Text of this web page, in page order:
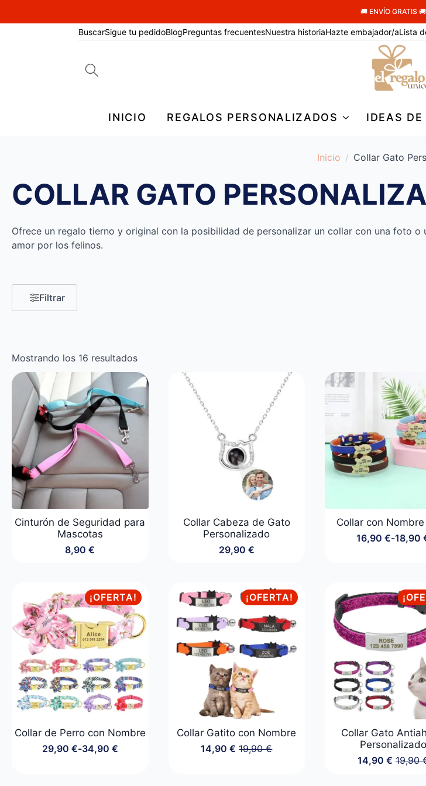
🚚 ENVÍO GRATIS 🚚
BuscarSigue tu pedidoBlogPreguntas frecuentesNuestra historiaHazte embajador/aLista
INICIO REGALOS PERSONALIZADOS IDEAS DE
Inicio Collar Gato
COLLAR GATO
Ofrece un regalo tierno y original con la posibilidad de personalizar un collar con una foto o
amor por los felinos.
Filtrar
Mostrando los 16 resultados
Cinturón de Seguridad para
Mascotas
8,90€
Collar Cabeza de Gato
Personalizado
29,90 €
Collar con
16,90€-18,90
Rango
16,90
hasta
18,90
¡OFERTA!
Collar de Perro con Nombre
29,90 €-34,90 €
Rango
¡OFERTA!
Collar Gatito con Nombre
19,90€
El
14,90€ El
Collar Gato
Personalizado
19,90
El
14,90 € El